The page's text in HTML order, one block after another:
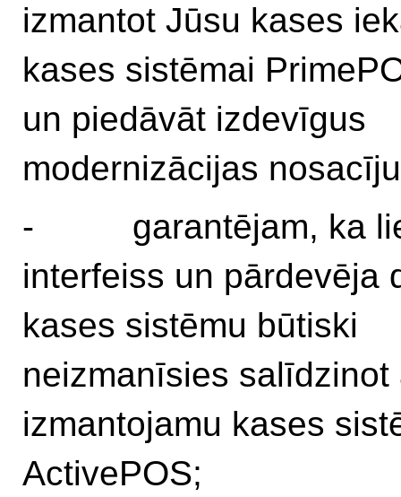
izmantot Jūsu kases
kases sistēmai
un piedāvāt izdevīgus
modernizācijas
- garantējam, ka
interfeiss un pārdevēja
kases sistēmu būtiski
neizmanīsies salīdzinot
izmantojamu kases
ActivePOS;